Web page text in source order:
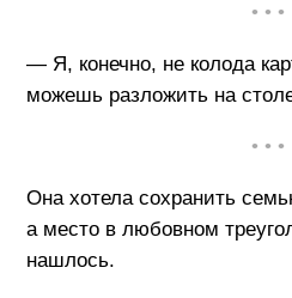
• • •
— Я, конечно, не колода
можешь разложить на
• • •
Она хотела сохранить
а место в любовном
нашлось.